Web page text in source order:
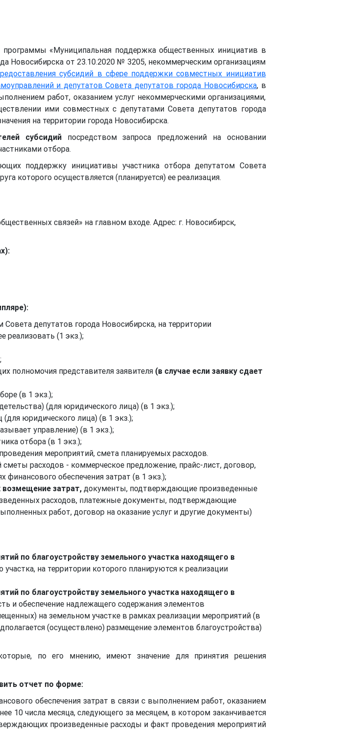
«Муниципальная поддержка общественных инициатив в
Новосибирска от 23.10.2020 № 3205, некоммерческим организациям
субсидий в сфере поддержки совместных инициатив
и депутатов Совета депутатов города Новосибирска, в
работ, оказанием услуг некоммерческими организациями,
ими совместных с депутатами Совета депутатов города
на территории города Новосибирска.
субсидийпосредством запроса предложений на основании
отбора.
поддержку инициативы участника отбора депутатом Совета
которого осуществляется (планируется) ее реализация.
связей» на главном входе. Адрес: г. Новосибирск,
депутатов города Новосибирска, на территории
реализовать (1 экз.);
полномочия представителя заявителя (в случае если заявку сдает
(в 1 экз.);
(для юридического лица) (в 1 экз.);
юридического лица) (в 1 экз.);
управление) (в 1 экз.);
отбора (в 1 экз.);
мероприятий, смета планируемых расходов.
расходов - коммерческое предложение, прайс-лист, договор,
финансового обеспечения затрат (в 1 экз.);
возмещение затрат, документы, подтверждающие произведенные
расходов, платежные документы, подтверждающие
работ, договор на оказание услуг и другие документы)
по благоустройству земельного участка находящего в
участка, на территории которого планируются к реализации
по благоустройству земельного участка находящего в
и обеспечение надлежащего содержания элементов
на земельном участке в рамках реализации мероприятий (в
(осуществлено) размещение элементов благоустройства)
по его мнению, имеют значение для принятия решения
отчет по форме:
обеспечения затрат в связи с выполнением работ, оказанием
10 числа месяца, следующего за месяцем, в котором заканчивается
произведенные расходы и факт проведения мероприятий